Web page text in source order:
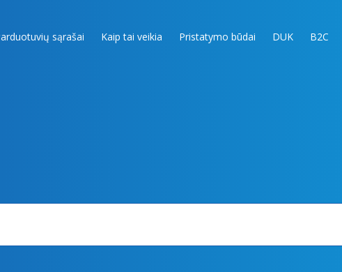
sąrašai Kaip tai veikia Pristatymo būdai DUK B2C